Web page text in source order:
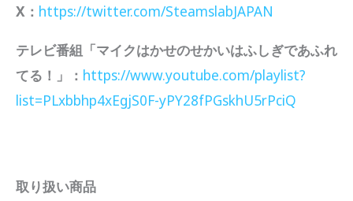
X： https://twitter.com/SteamslabJAPAN
テレビ番組「マイクはかせのせかいはふしぎであふれ
てる！」： https://www.youtube.com/playlist?
list=PLxbbhp4xEgjS0F-yPY28fPGskhU5rPciQ
取り扱い商品